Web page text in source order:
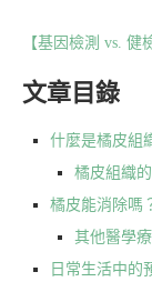
【基因檢測 vs. 健
文章目錄
什麼是橘皮組
橘皮組織
橘皮能消除嗎
其他醫學
日常生活中的